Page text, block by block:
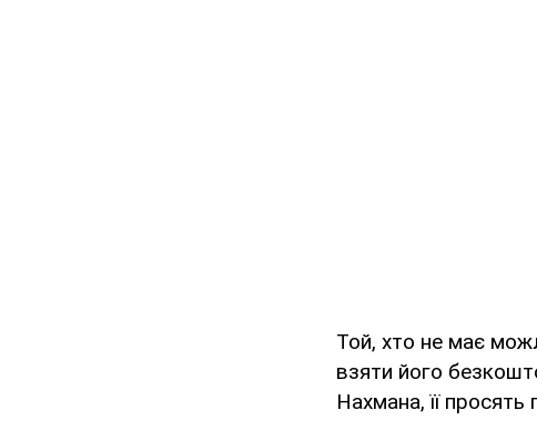
Той, хто не має
взяти його
Нахмана, її просять